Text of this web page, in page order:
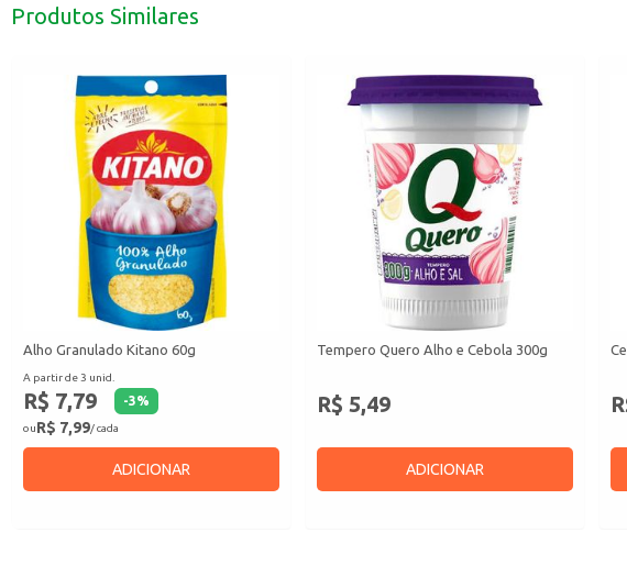
Produtos Similares
Alho Granulado Kitano 60g
A partir de 3 unid.
R$ 7,79 -3%
ouR$ 7,99/ cada
ADICIONAR
Tempero Quero Alho e Cebola 300g
R$ 5,49
ADICIONAR